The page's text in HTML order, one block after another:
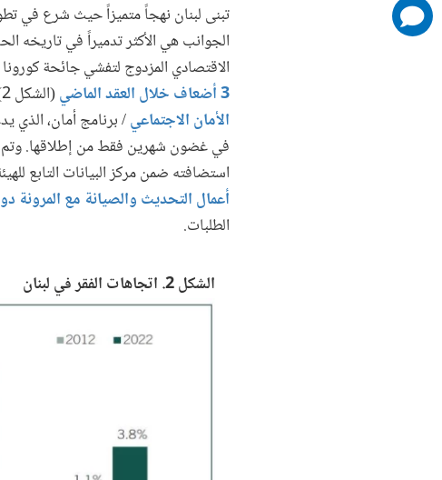
تبنى لبنان نهجاً متميزاً حيث شرع في
الاقتصادي المزدوج لتفشي جائحة
3 أضعاف خلال العقد الماضي
(الشكل 2). وفي هذا السياق الهش، أنشأت الحكومة اللبنانية، في إطار
الأمان الاجتماعي/ برنامج أمان،
في غضون شهرين فقط من إطلاقها. وتم
استضافته ضمن مركز البيانات التابع
أعمال التحديث والصيانة مع المرونة
الطلبات.
الشكل 2. اتجاهات الفقر في لبنان
comments
added